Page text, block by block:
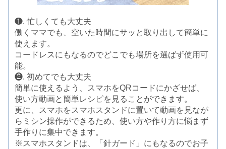
❶. 忙しくても大丈夫
働くママでも、空いた時間にサッと取り出して簡単に
使えます。
コードレスにもなるのでどこでも場所を選ばず使用可
能。
❷. 初めてでも大丈夫
簡単に使えるよう、スマホをQRコードにかざせば、
使い方動画と簡単レシピを見ることができます。
更に、スマホをスマホスタンドに置いて動画を見なが
らミシン操作ができるため、使い方や作り方に悩まず
手作りに集中できます。
※スマホスタンドは、「針ガード」にもなるのでお子